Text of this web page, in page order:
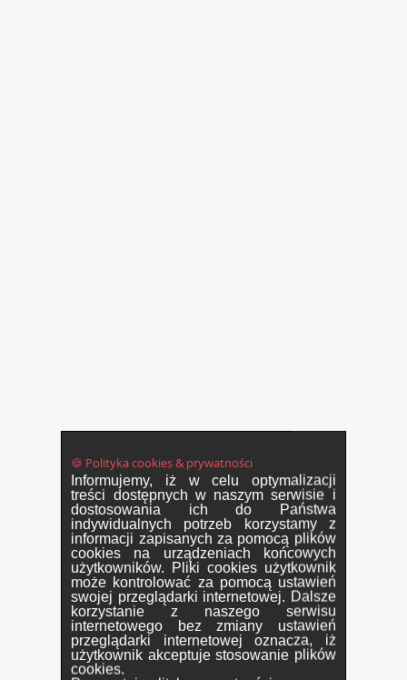
🍪 Polityka cookies & prywatności
Informujemy, iż w celu optymalizacji
treści dostępnych w naszym serwisie i
dostosowania ich do Państwa
indywidualnych potrzeb korzystamy z
informacji zapisanych za pomocą plików
cookies na urządzeniach końcowych
użytkowników. Pliki cookies użytkownik
może kontrolować za pomocą ustawień
swojej przeglądarki internetowej. Dalsze
korzystanie z naszego serwisu
internetowego bez zmiany ustawień
przeglądarki internetowej oznacza, iż
użytkownik akceptuje stosowanie plików
cookies.